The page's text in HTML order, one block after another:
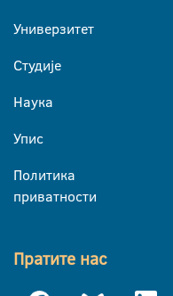
Универзитет
Студије
Наука
Упис
Политика
приватности
Пратите нас